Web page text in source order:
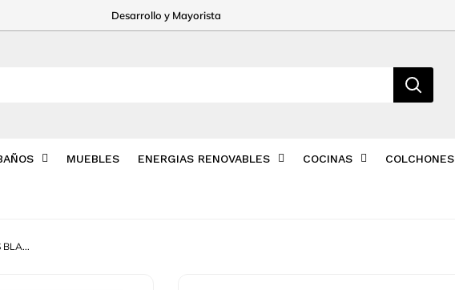
Desarrollo y Mayorista
MUEBLES ENERGIAS RENOVABLES COCINAS COLCHONES
BLA...